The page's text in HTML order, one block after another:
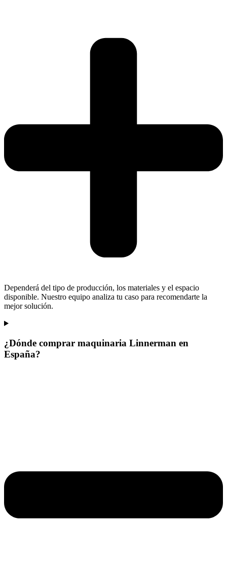
Dependerá del tipo de producción, los materiales y el espacio
disponible. Nuestro equipo analiza tu caso para recomendarte la
mejorsolución.
¿Dónde comprar maquinaria Linnerman en
España?